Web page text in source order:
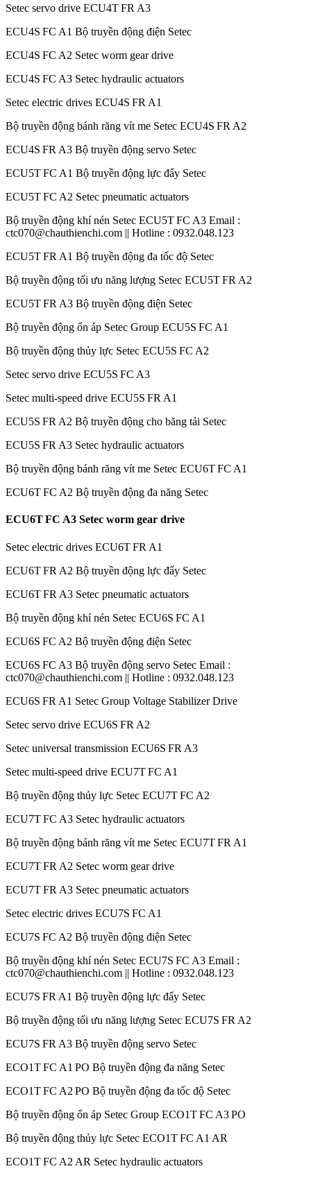
Setec servo drive ECU4T FR A3
ECU4S FC A1 Bộ truyền động điện Setec
ECU4S FC A2 Setec worm gear drive
ECU4S FC A3 Setec hydraulic actuators
Setec electric drives ECU4S FR A1
Bộ truyền động bánh răng vít me Setec ECU4S FR A2
ECU4S FR A3 Bộ truyền động servo Setec
ECU5T FC A1 Bộ truyền động lực đẩy Setec
ECU5T FC A2 Setec pneumatic actuators
Bộ truyền động khí nén Setec ECU5T FC A3 Email :
ctc070@chauthienchi.com || Hotline : 0932.048.123
ECU5T FR A1 Bộ truyền động đa tốc độ Setec
Bộ truyền động tối ưu năng lượng Setec ECU5T FR A2
ECU5T FR A3 Bộ truyền động điện Setec
Bộ truyền động ổn áp Setec Group ECU5S FC A1
Bộ truyền động thủy lực Setec ECU5S FC A2
Setec servo drive ECU5S FC A3
Setec multi-speed drive ECU5S FR A1
ECU5S FR A2 Bộ truyền động cho băng tải Setec
ECU5S FR A3 Setec hydraulic actuators
Bộ truyền động bánh răng vít me Setec ECU6T FC A1
ECU6T FC A2 Bộ truyền động đa năng Setec
ECU6T FC A3 Setec worm gear drive
Setec electric drives ECU6T FR A1
ECU6T FR A2 Bộ truyền động lực đẩy Setec
ECU6T FR A3 Setec pneumatic actuators
Bộ truyền động khí nén Setec ECU6S FC A1
ECU6S FC A2 Bộ truyền động điện Setec
ECU6S FC A3 Bộ truyền động servo Setec Email :
ctc070@chauthienchi.com || Hotline : 0932.048.123
ECU6S FR A1 Setec Group Voltage Stabilizer Drive
Setec servo drive ECU6S FR A2
Setec universal transmission ECU6S FR A3
Setec multi-speed drive ECU7T FC A1
Bộ truyền động thủy lực Setec ECU7T FC A2
ECU7T FC A3 Setec hydraulic actuators
Bộ truyền động bánh răng vít me Setec ECU7T FR A1
ECU7T FR A2 Setec worm gear drive
ECU7T FR A3 Setec pneumatic actuators
Setec electric drives ECU7S FC A1
ECU7S FC A2 Bộ truyền động điện Setec
Bộ truyền động khí nén Setec ECU7S FC A3 Email :
ctc070@chauthienchi.com || Hotline : 0932.048.123
ECU7S FR A1 Bộ truyền động lực đẩy Setec
Bộ truyền động tối ưu năng lượng Setec ECU7S FR A2
ECU7S FR A3 Bộ truyền động servo Setec
ECO1T FC A1 PO Bộ truyền động đa năng Setec
ECO1T FC A2 PO Bộ truyền động đa tốc độ Setec
Bộ truyền động ổn áp Setec Group ECO1T FC A3 PO
Bộ truyền động thủy lực Setec ECO1T FC A1 AR
ECO1T FC A2 AR Setec hydraulic actuators